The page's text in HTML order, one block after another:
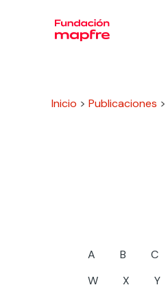
Inicio > Publicaciones >
A B C
W
X Y